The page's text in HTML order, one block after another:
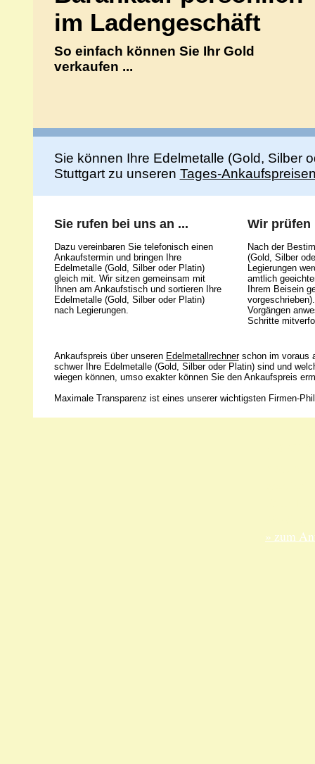
im Ladengeschäft
So einfach können Sie Ihr Gold
verkaufen ...
Sie können Ihre Edelmetalle (Gold, Silber
Stuttgart zu unseren Tages-
Sie rufen bei uns an ...
Dazu vereinbaren Sie telefonisch einen
Ankaufstermin und bringen Ihre
Edelmetalle (Gold, Silber oder Platin)
gleich mit. Wir sitzen gemeinsam mit
Ihnen am Ankaufstisch und sortieren Ihre
Edelmetalle (Gold, Silber oder Platin)
nach Legierungen.
Wir prüfen
Nach der
(Gold, Silber
Legierungen
amtlich
Ihrem Beisein
Vorgängen
Schritte
Ankaufspreis über unseren Edelmetallrechnerschon im voraus
schwer Ihre Edelmetalle (Gold, Silber oder Platin) sind und
wiegen können, umso exakter können Sie den Ankaufspreis
Maximale Transparenz ist eines unserer wichtigsten Firmen-
» zum